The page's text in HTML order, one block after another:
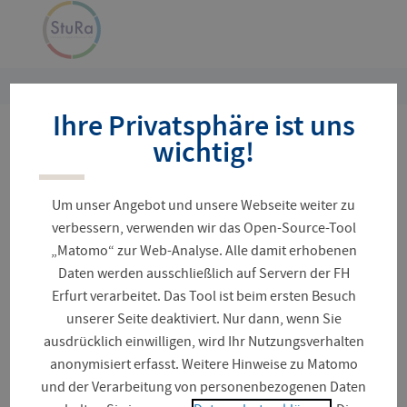
Startseite
überspringen
sind
hier:
Projektstudio:
Umnutzung der
Schottenkirche
Insgesamt sind vielschichtige, überraschende und
sorgfältig ausgearbeitet Entwürfe entstanden. Daran
haben 18 Studierende des Masterstudiengangs
Architektur und fünf Studierende des Master-
Ihre Privatsphäre ist uns
wichtig!
Um unser Angebot und unsere Webseite weiter zu
verbessern, verwenden wir das Open-Source-Tool
„Matomo“ zur Web-Analyse. Alle damit erhobenen
Daten werden ausschließlich auf Servern der FH
Erfurt verarbeitet. Das Tool ist beim ersten Besuch
unserer Seite deaktiviert. Nur dann, wenn Sie
ausdrücklich einwilligen, wird Ihr Nutzungsverhalten
anonymisiert erfasst. Weitere Hinweise zu Matomo
und der Verarbeitung von personenbezogenen Daten